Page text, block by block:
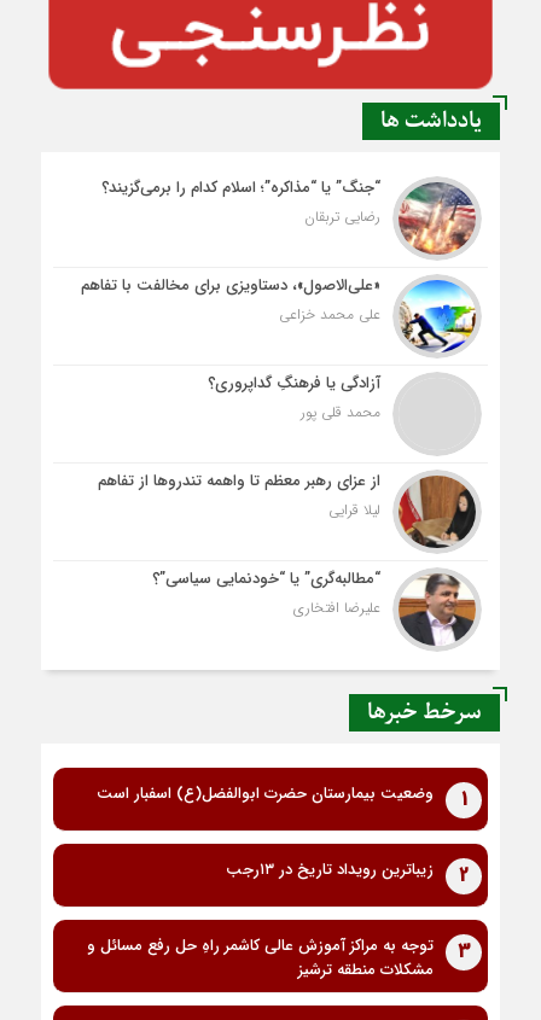
یادداشت ها
“جنگ” یا “مذاکره”؛ اسلام کدام را برمی‌گزیند؟
رضایی تربقان
«علی‌الاصول»، دستاویزی برای مخالفت با تفاهم
علی محمد خزاعی
آزادگی یا فرهنگِ گداپروری؟
محمد قلی پور
از عزای رهبر معظم تا واهمه تندروها از تفاهم
لیلا قرایی
“مطالبه‌گری” یا “خودنمایی سیاسی”؟
علیرضا افتخاری
سرخط خبرها
1 وضعیت بیمارستان حضرت ابوالفضل(ع) اسفبار است
2 زیباترین رویداد تاریخ در ۱۳رجب
3
توجه به مراکز آموزش عالی کاشمر راهِ حل رفع مسائل و
مشکلات منطقه ترشیز